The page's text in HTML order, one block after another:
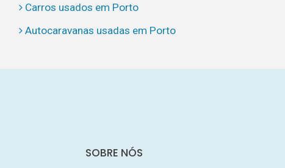
Carros usados em Porto
Autocaravanas usadas em Porto
SOBRE NÓS